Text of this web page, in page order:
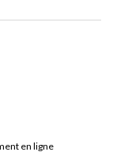
en ligne